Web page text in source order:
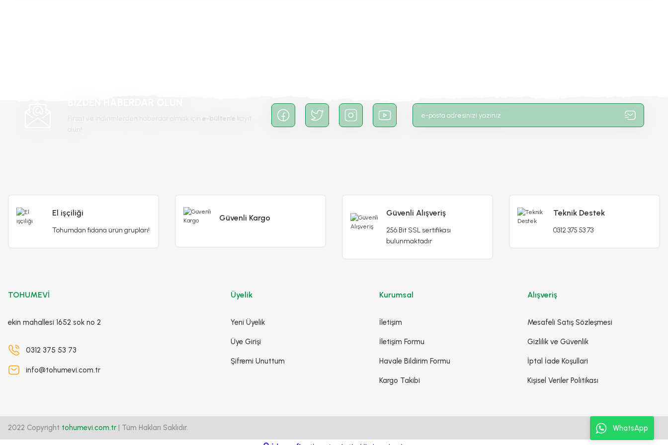
El işçiliği
Tohumdan fidana ürün grupları!
Güvenli Kargo
Güvenli Alışveriş
256 Bit SSL sertifikası
bulunmaktadır
Teknik Destek
0312 375 53 73
TOHUMEVİ
ekin mahallesi 1652 sok no 2
0312 375 53 73
info@tohumevi.com.tr
Üyelik
Yeni Üyelik
Üye Girişi
Şifremi Unuttum
Kurumsal
İletişim
İletişim Formu
Havale Bildirim Formu
Kargo Takibi
Alışveriş
Mesafeli Satış Sözleşmesi
Gizlilik ve Güvenlik
İptal İade Koşullari
Kişisel Veriler Politikası
2022 Copyright tohumevi.com.tr | Tüm Hakları Saklıdır. WhatsApp